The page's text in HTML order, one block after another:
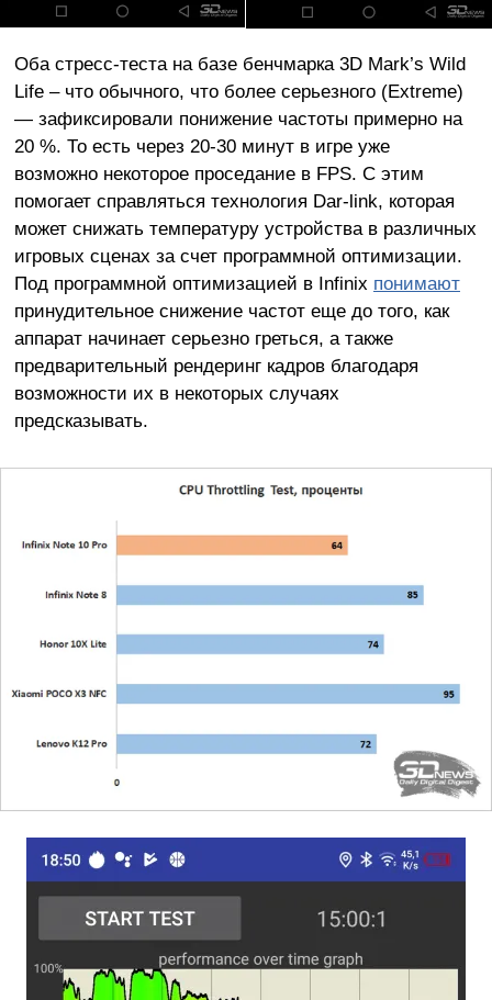
Оба стресс-теста на базе бенчмарка 3D Mark’s Wild
Life – что обычного, что более серьезного (Extreme)
— зафиксировали понижение частоты примерно на
20 %. То есть через 20-30 минут в игре уже
возможно некоторое проседание в FPS. С этим
помогает справляться технология Dar-link, которая
может снижать температуру устройства в различных
игровых сценах за счет программной оптимизации.
Под программной оптимизацией в Infinix понимают
принудительное снижение частот еще до того, как
аппарат начинает серьезно греться, а также
предварительный рендеринг кадров благодаря
возможности их в некоторых случаях
предсказывать.